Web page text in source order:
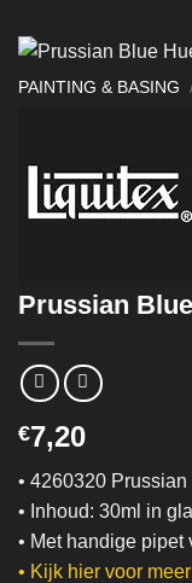
PAINTING & BASING
Prussian
€7,20
• 4260320
• Inhoud: 30ml in
• Met handige
• Kijk hier voor